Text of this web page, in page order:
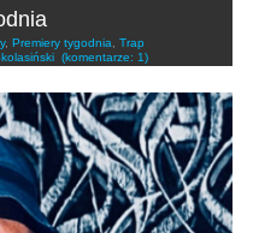
, Premiery tygodnia
Trap
(komentarze: 1)